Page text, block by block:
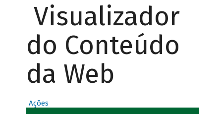
Visualizador
do Conteúdo
da Web
Ações